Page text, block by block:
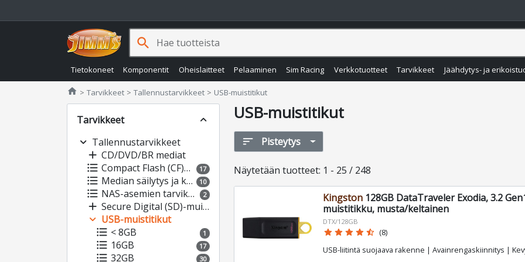
Tietokoneet Komponentit Oheislaitteet Pelaaminen Sim Racing Verkkotuotteet Tarvikkeet Jäähdytys- ja
search
home Jimms.fi
Tarvikkeet Tallennustarvikkeet USB-muistitikut
Tarvikkeet
expand_less
expand_more Tallennustarvikkeet
add CD/DVD/BR mediat
format_list_bulleted Compact Flash (CF)-muistikortit 17
format_list_bulleted Median säilytys ja kuljetus 10
format_list_bulleted NAS-asemien tarvikkeet 2
add Secure Digital (SD)-muistikortit
expand_more USB-muistitikut
format_list_bulleted < 8GB 1
format_list_bulleted 16GB 17
format_list_bulleted 32GB 30
USB-muistitikut
sort Pisteytys
Näytetään tuotteet: 1 - 25 / 248
Kingston128GB DataTraveler Exodia, 3.2
muistitikku, musta/keltainen
DTX/128GB
star star star star star_half (8)
USB-liitintä suojaava rakenne | Avainrengaskiinnitys |